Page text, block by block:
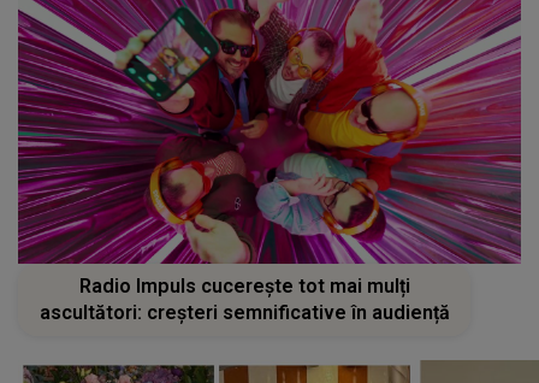
Radio Impuls cucerește tot mai mulți
ascultători: creșteri semnificative în audiență